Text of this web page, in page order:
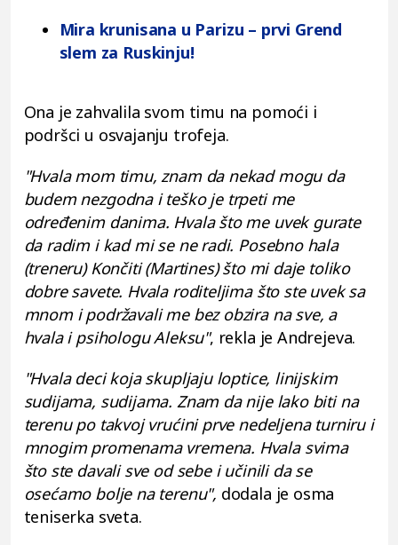
Mira krunisana u Parizu – prvi Grend
slem za Ruskinju!
Ona je zahvalila svom timu na pomoći i
podršci u osvajanju trofeja.
"Hvala mom timu, znam da nekad mogu da
budem nezgodna i teško je trpeti me
određenim danima. Hvala što me uvek gurate
da radim i kad mi se ne radi. Posebno hala
(treneru) Končiti (Martines) što mi daje toliko
dobre savete. Hvala roditeljima što ste uvek sa
mnom i podržavali me bez obzira na sve, a
hvala i psihologu Aleksu", rekla je Andrejeva.
"Hvala deci koja skupljaju loptice, linijskim
sudijama, sudijama. Znam da nije lako biti na
terenu po takvoj vrućini prve nedeljena turniru i
mnogim promenama vremena. Hvala svima
što ste davali sve od sebe i učinili da se
osećamo bolje na terenu", dodala je osma
teniserka sveta.